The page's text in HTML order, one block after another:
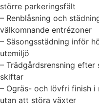
större parkeringsfält
– Renblåsning och
välkomnande entrézoner
– Säsongsstädning inför
utemiljö
– Trädgårdsrensning
skiftar
– Ogräs- och lövfri finish
utan att störa växter